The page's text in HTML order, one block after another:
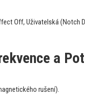
Off, Uživatelská (Notch
a
rušení).